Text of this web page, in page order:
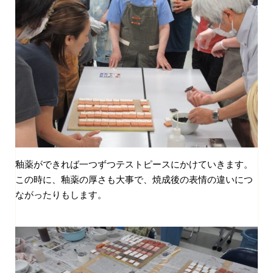
釉薬ができれば一つずつテストピースにかけていきます。
この時に、釉薬の厚さも大事で、焼成後の表情の違いにつ
ながったりもします。